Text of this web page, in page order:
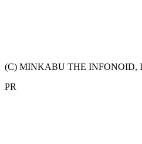
(C) MINKABU THE INFONOID,
PR